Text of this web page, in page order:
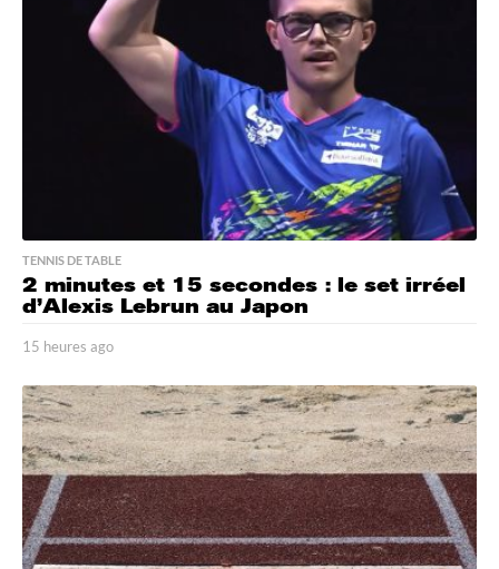
a
g
o
TENNIS DE TABLE
2 minutes et 15 secondes : le set irréel
d’Alexis Lebrun au Japon
15 heures ago
h
e
u
r
e
s
a
g
o